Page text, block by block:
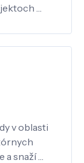
…
v oblasti
snaží …